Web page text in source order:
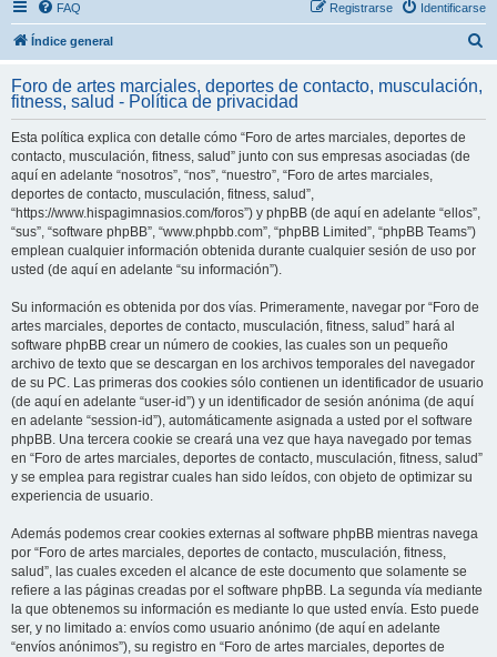
FAQ Identificarse
Registrarse
Índice general
c
Foro de artes marciales, deportes de contacto, musculación,
fitness, salud - Política de privacidad
Esta política explica con detalle cómo “Foro de artes marciales, deportes de
contacto, musculación, fitness, salud” junto con sus empresas asociadas (de
aquí en adelante “nosotros”, “nos”, “nuestro”, “Foro de artes marciales,
deportes de contacto, musculación, fitness, salud”,
“https://www.hispagimnasios.com/foros”) y phpBB (de aquí en adelante “ellos”,
“sus”, “software phpBB”, “www.phpbb.com”, “phpBB Limited”, “phpBB Teams”)
emplean cualquier información obtenida durante cualquier sesión de uso por
usted (de aquí en adelante “su información”).
Su información es obtenida por dos vías. Primeramente, navegar por “Foro de
artes marciales, deportes de contacto, musculación, fitness, salud” hará al
software phpBB crear un número de cookies, las cuales son un pequeño
archivo de texto que se descargan en los archivos temporales del navegador
de su PC. Las primeras dos cookies sólo contienen un identificador de usuario
(de aquí en adelante “user-id”) y un identificador de sesión anónima (de aquí
en adelante “session-id”), automáticamente asignada a usted por el software
phpBB. Una tercera cookie se creará una vez que haya navegado por temas
en “Foro de artes marciales, deportes de contacto, musculación, fitness, salud”
y se emplea para registrar cuales han sido leídos, con objeto de optimizar su
experiencia de usuario.
Además podemos crear cookies externas al software phpBB mientras navega
por “Foro de artes marciales, deportes de contacto, musculación, fitness,
salud”, las cuales exceden el alcance de este documento que solamente se
refiere a las páginas creadas por el software phpBB. La segunda vía mediante
la que obtenemos su información es mediante lo que usted envía. Esto puede
ser, y no limitado a: envíos como usuario anónimo (de aquí en adelante
“envíos anónimos”), su registro en “Foro de artes marciales, deportes de